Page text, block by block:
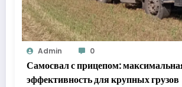
Admin 0
Самосвал с прицепом:
эффективность для крупных грузов